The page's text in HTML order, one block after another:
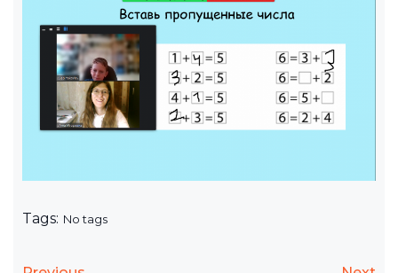
Tags: No tags